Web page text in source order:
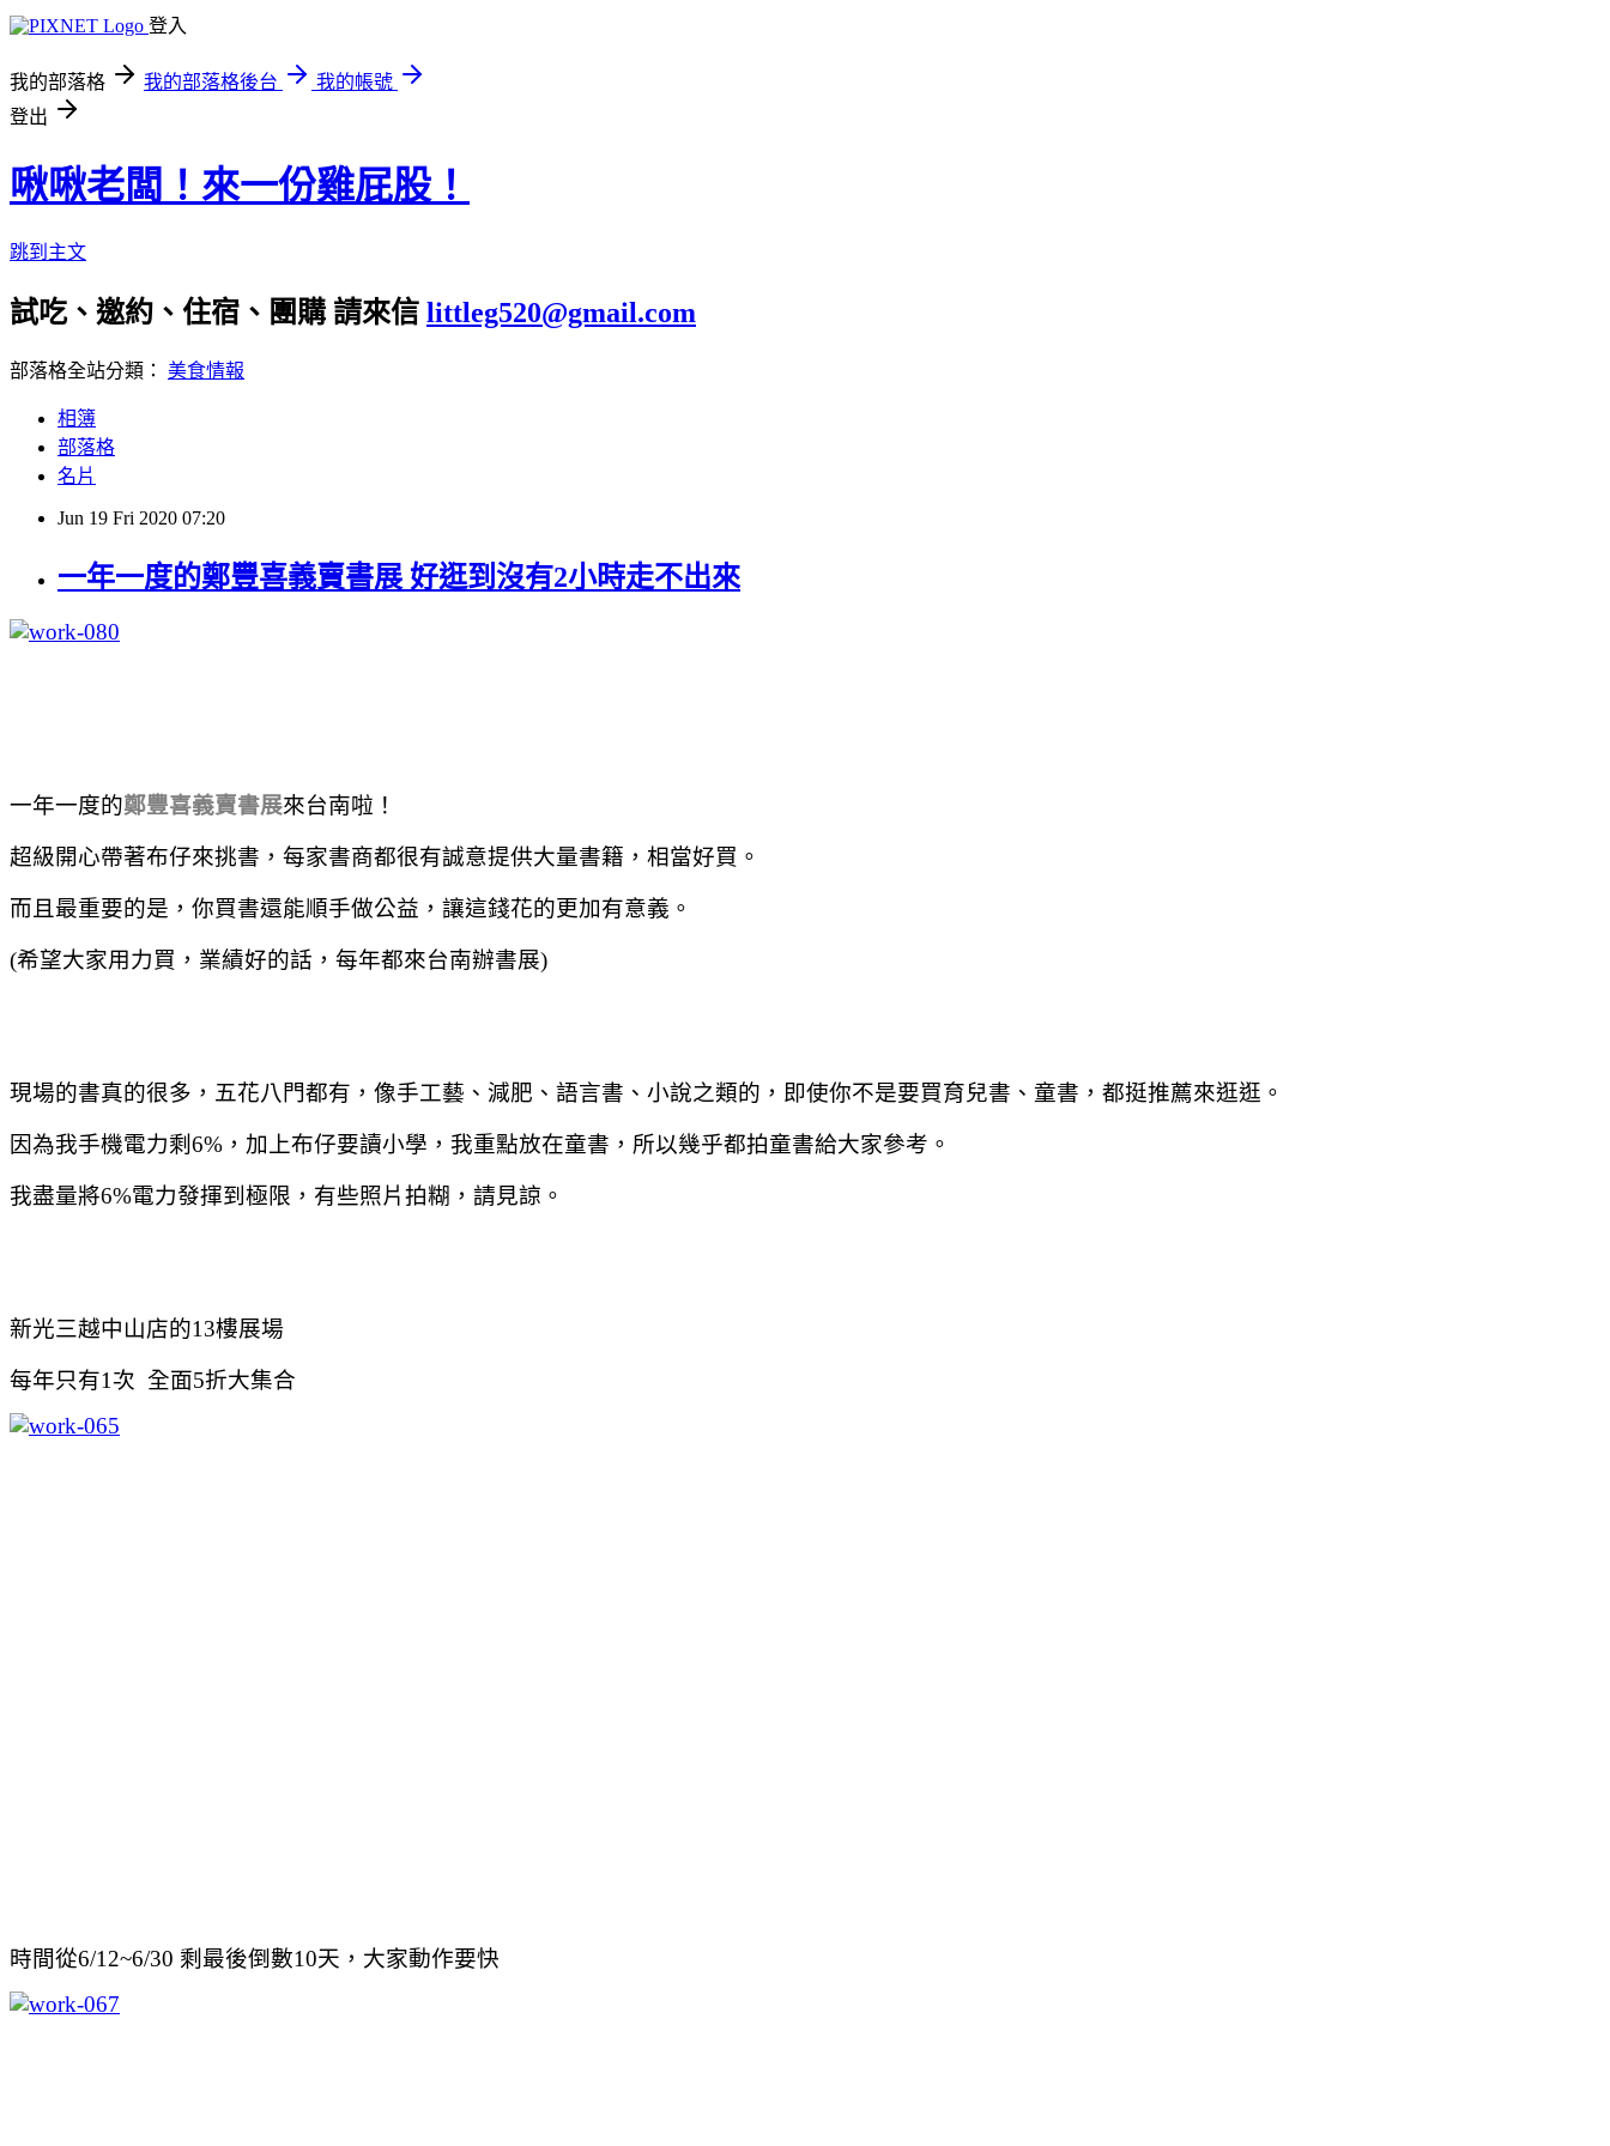
登入
我的部落格 我的部落格後台
我的帳號
登出
啾啾老闆！來一份雞屁股！
跳到主文
試吃、邀約、住宿、團購 請來信 littleg520@gmail.com
部落格全站分類： 美食情報
相簿
部落格
名片
Jun 19 Fri 2020 07:20
一年一度的鄭豐喜義賣書展 好逛到沒有2小時走不出來
一年一度的鄭豐喜義賣書展來台南啦！
超級開心帶著布仔來挑書，每家書商都很有誠意提供大量書籍，相當好買。
而且最重要的是，你買書還能順手做公益，讓這錢花的更加有意義。
(希望大家用力買，業績好的話，每年都來台南辦書展)
現場的書真的很多，五花八門都有，像手工藝、減肥、語言書、小說之類的，即使你不是要買育兒書、童書，都挺推薦來逛逛。
因為我手機電力剩6%，加上布仔要讀小學，我重點放在童書，所以幾乎都拍童書給大家參考。
我盡量將6%電力發揮到極限，有些照片拍糊，請見諒。
新光三越中山店的13樓展場
每年只有1次 全面5折大集合
時間從6/12~6/30 剩最後倒數10天，大家動作要快